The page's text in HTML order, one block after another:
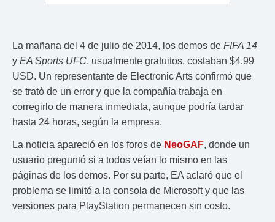
La mañana del 4 de julio de 2014, los demos de FIFA 14
y EA Sports UFC, usualmente gratuitos, costaban $4.99
USD. Un representante de Electronic Arts confirmó que
se trató de un error y que la compañía trabaja en
corregirlo de manera inmediata, aunque podría tardar
hasta 24 horas, según la empresa.
La noticia apareció en los foros de NeoGAF, donde un
usuario preguntó si a todos veían lo mismo en las
páginas de los demos. Por su parte, EA aclaró que el
problema se limitó a la consola de Microsoft y que las
versiones para PlayStation permanecen sin costo.